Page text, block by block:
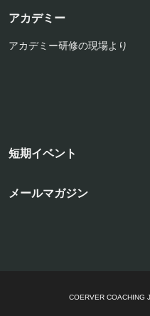
アカデミー
アカデミー研修の現場より
短期イベント
メールマガジン
COERVER COACHING